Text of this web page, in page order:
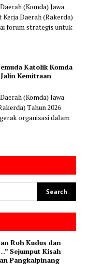
(Komda) Jawa
Daerah (Rakerda)
forum strategis untuk
Katolik Komda
Kemitraan
(Komda) Jawa
Tahun 2026
organisasi dalam
Roh Kudus dan
Sejumput Kisah
Pangkalpinang